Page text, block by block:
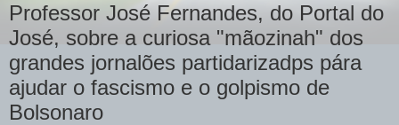
Professor José Fernandes, do Portal do
José, sobre a curiosa "mãozinah" dos
grandes jornalões partidarizadps pára
ajudar o fascismo e o golpismo de
Bolsonaro